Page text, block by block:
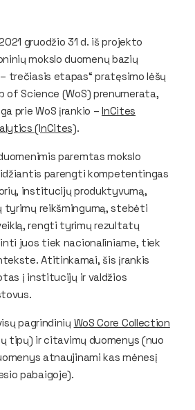
gruodžio 31 d. iš projekto
mokslo duomenų bazių
trečiasis etapas“ pratęsimo lėšų
of Science (WoS) prenumerata,
prie WoS įrankio –InCites
(InCites).
paremtas mokslo
parengti kompetentingas
institucijų produktyvumą,
tyrimų reikšmingumą, stebėti
rengti tyrimų rezultatų
juos tiek nacionaliniame, tiek
Atitinkamai, šis įrankis
į institucijų ir valdžios
pagrindinių WoS Core Collection
tipų) ir citavimų duomenys (nuo
atnaujinami kas mėnesį
pabaigoje).